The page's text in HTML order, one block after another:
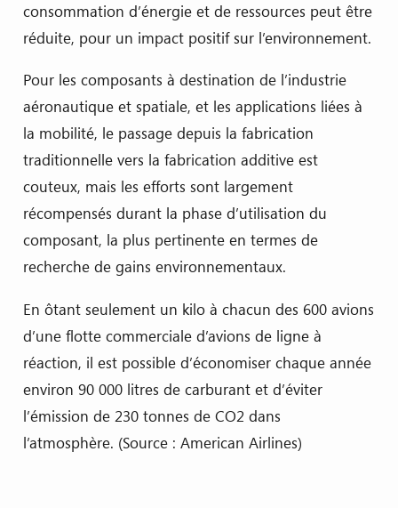
consommation d’énergie et de ressources peut être
réduite, pour un impact positif sur l’environnement.
Pour les composants à destination de l’industrie
aéronautique et spatiale, et les applications liées à
la mobilité, le passage depuis la fabrication
traditionnelle vers la fabrication additive est
couteux, mais les efforts sont largement
récompensés durant la phase d’utilisation du
composant, la plus pertinente en termes de
recherche de gains environnementaux.
En ôtant seulement un kilo à chacun des 600 avions
d’une flotte commerciale d’avions de ligne à
réaction, il est possible d’économiser chaque année
environ 90 000 litres de carburant et d’éviter
l’émission de 230 tonnes de CO2 dans
l’atmosphère. (Source : American Airlines)